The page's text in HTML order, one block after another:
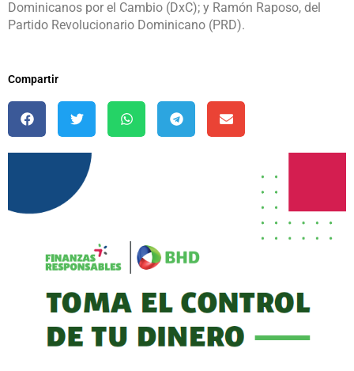
Dominicanos por el Cambio (DxC); y Ramón Raposo, del
Partido Revolucionario Dominicano (PRD).
Compartir